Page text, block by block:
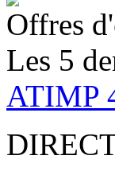
Offres
Les 5
ATIMP